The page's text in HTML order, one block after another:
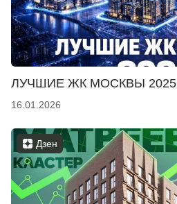
ЛУЧШИЕ ЖК МОСКВЫ 2025
16.01.2026
Дзен